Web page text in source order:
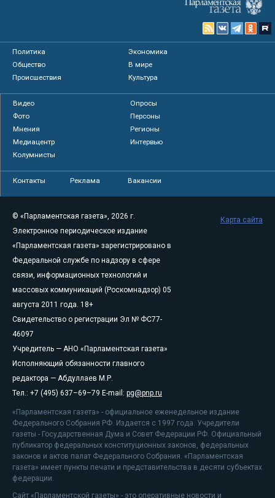
Политика
Экономика
Общество
В мире
Происшествия
Культура
Видео
Опросы
Фото
Персоны
Мнения
Регионы
Медиацентр
Интервью
Колумнисты
Контакты Реклама Вакансии
© «Парламентская газета», 2026 г.
Электронное периодическое издание
«Парламентская газета» зарегистрировано в
Федеральной службе по надзору в сфере
связи, информационных технологий и
массовых коммуникаций (Роскомнадзор) 05
августа 2011 года. 18+
Свидетельство о регистрации Эл № ФС77-
46097
Учредитель — АНО «Парламентская газета»
Исполняющий обязанности главного
редактора — Абдуллаев М.Р.
Тел.: +7 (495) 637–69–79 E-mail: pg@pnp.ru
«Парламентская газета» - официальное еженедельное издание
Федерального Собрания РФ. Издается с 1997 года. Учредители
газеты - Государственная Дума и Совет Федерации РФ. Официальный
публикатор федеральных конституционных законов, федеральных
законов и актов палат Федерального Собрания. «Парламентская
газета» имеет пункты печати и представительства в десяти субъектах
федерации.
Сайт «Парламентской газеты» - это оперативные новости и
Карта сайта